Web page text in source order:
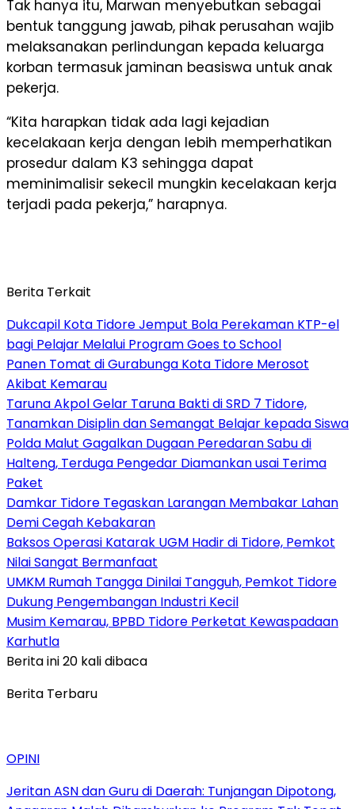
Tak hanya itu, Marwan menyebutkan sebagai
bentuk tanggung jawab, pihak perusahan wajib
melaksanakan perlindungan kepada keluarga
korban termasuk jaminan beasiswa untuk anak
pekerja.
“Kita harapkan tidak ada lagi kejadian
kecelakaan kerja dengan lebih memperhatikan
prosedur dalam K3 sehingga dapat
meminimalisir sekecil mungkin kecelakaan kerja
terjadi pada pekerja,” harapnya.
Berita Terkait
Dukcapil Kota Tidore Jemput Bola Perekaman KTP-el
bagi Pelajar Melalui Program Goes to School
Panen Tomat di Gurabunga Kota Tidore Merosot
Akibat Kemarau
Taruna Akpol Gelar Taruna Bakti di SRD 7 Tidore,
Tanamkan Disiplin dan Semangat Belajar kepada Siswa
Polda Malut Gagalkan Dugaan Peredaran Sabu di
Halteng, Terduga Pengedar Diamankan usai Terima
Paket
Damkar Tidore Tegaskan Larangan Membakar Lahan
Demi Cegah Kebakaran
Baksos Operasi Katarak UGM Hadir di Tidore, Pemkot
Nilai Sangat Bermanfaat
UMKM Rumah Tangga Dinilai Tangguh, Pemkot Tidore
Dukung Pengembangan Industri Kecil
Musim Kemarau, BPBD Tidore Perketat Kewaspadaan
Karhutla
Berita ini 20 kali dibaca
Berita Terbaru
OPINI
Jeritan ASN dan Guru di Daerah: Tunjangan Dipotong,